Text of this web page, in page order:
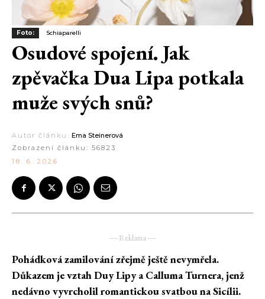
Foto: Schiaparelli
Osudové spojení. Jak
zpěvačka Dua Lipa potkala
muže svých snů?
Autor článku: Ema Steinerová
Zobrazení článku: 56823
18. 6. 2026
― Reklama ―
Pohádková zamilování zřejmě ještě nevymřela.
Důkazem je vztah Duy Lipy a Calluma Turnera, jenž
nedávno vyvrcholil romantickou svatbou na Sicílii.